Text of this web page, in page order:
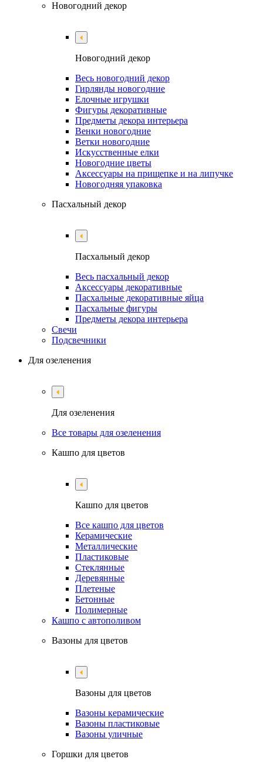
Новогодний декор
Новогодний декор
Весь новогодний декор
Гирлянды новогодние
Елочные игрушки
Фигуры декоративные
Предметы декора интерьера
Венки новогодние
Ветки новогодние
Искусственные елки
Новогодние цветы
Аксессуары на прищепке и на липучке
Новогодняя упаковка
Пасхальный декор
Пасхальный декор
Весь пасхальный декор
Аксессуары декоративные
Пасхальные декоративные яйца
Пасхальные фигуры
Предметы декора интерьера
Свечи
Подсвечники
Для озеленения
Для озеленения
Все товары для озеленения
Кашпо для цветов
Кашпо для цветов
Все кашпо для цветов
Керамические
Металлические
Пластиковые
Стеклянные
Деревянные
Плетеные
Бетонные
Полимерные
Кашпо с автополивом
Вазоны для цветов
Вазоны для цветов
Вазоны керамические
Вазоны пластиковые
Вазоны уличные
Горшки для цветов